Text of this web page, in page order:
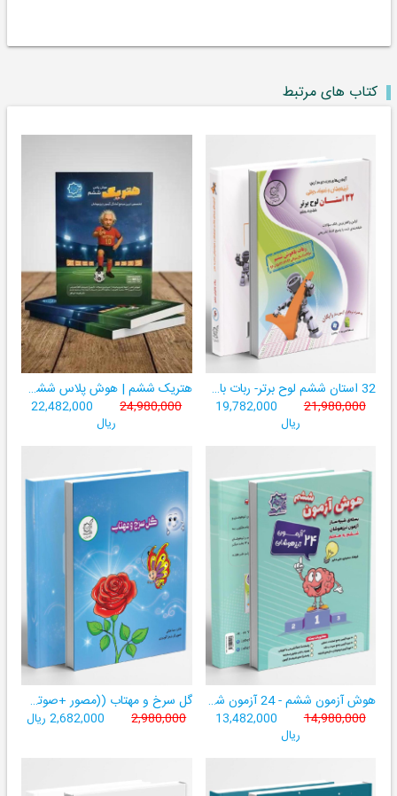
کتاب های مرتبط
32 استان ششم لوح برتر- ربات باهوش ششم ((به همراه سامانۀ آزمون‌ساز رایگان))
21,980,000
19,782,000
ریال
هتریک ششم | هوش پلاس ششم | دارای نشان کیفیت برتر آموزشی
24,980,000
22,482,000
ریال
هوش آزمون ششم - 24 آزمون شبیه ساز تیزهوشان
14,980,000
13,482,000
ریال
گل سرخ و مهتاب ((مصور +صوتی+ تمام رنگی))
2,980,000 2,682,000 ریال